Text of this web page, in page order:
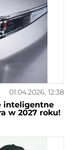
01.04.2026, 12:38
inteligentne
w 2027 roku!